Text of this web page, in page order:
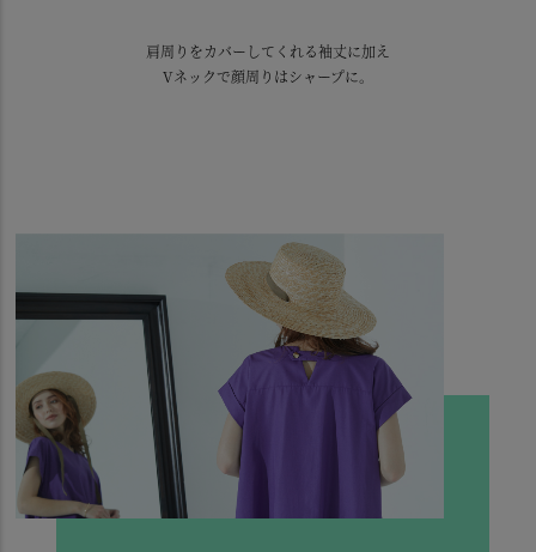
肩周りをカバーしてくれる袖丈に加え
Vネックで顔周りはシャープに。